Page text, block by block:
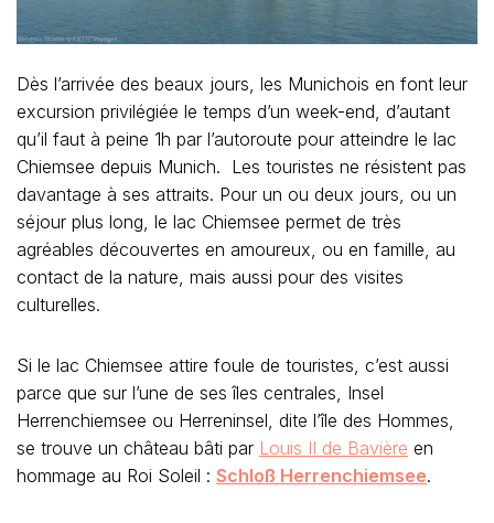
Dès l’arrivée des beaux jours, les Munichois en font leur
excursion privilégiée le temps d’un week-end, d’autant
qu’il faut à peine 1h par l’autoroute pour atteindre le lac
Chiemsee depuis Munich. Les touristes ne résistent pas
davantage à ses attraits. Pour un ou deux jours, ou un
séjour plus long, le lac Chiemsee permet de très
agréables découvertes en amoureux, ou en famille, au
contact de la nature, mais aussi pour des visites
culturelles.
Si le lac Chiemsee attire foule de touristes, c’est aussi
parce que sur l’une de ses îles centrales, Insel
Herrenchiemsee ou Herreninsel, dite l’île des Hommes,
se trouve un château bâti par Louis II de Bavière en
hommage au Roi Soleil : Schloß Herrenchiemsee.